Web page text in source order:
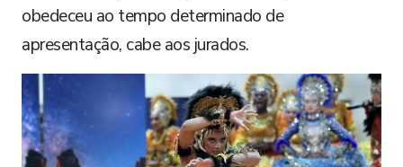
obedeceu ao tempo determinado de
apresentação, cabe aos jurados.